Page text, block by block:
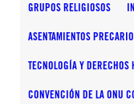
GRUPOS RELIGIOSOS
ASENTAMIENTOS
TECNOLOGÍA Y DERECHOS
CONVENCIÓN DE LA ONU